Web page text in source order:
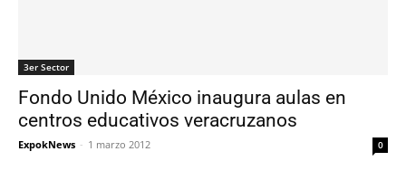
3er Sector
Fondo Unido México inaugura aulas en
centros educativos veracruzanos
ExpokNews - 1 marzo 2012 0